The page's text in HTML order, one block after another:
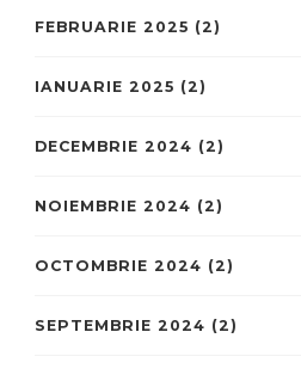
FEBRUARIE 2025 (2)
IANUARIE 2025 (2)
DECEMBRIE 2024 (2)
NOIEMBRIE 2024 (2)
OCTOMBRIE 2024 (2)
SEPTEMBRIE 2024 (2)